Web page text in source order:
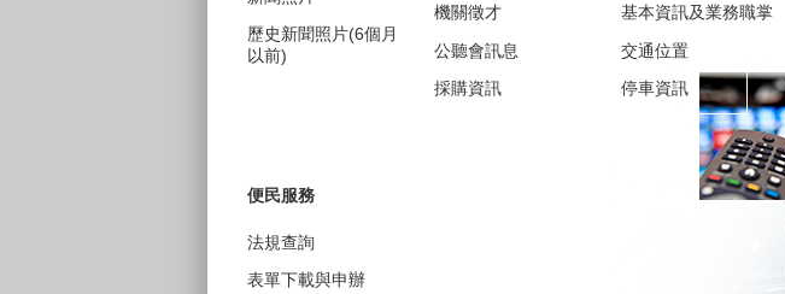
歷史新聞照片(6個月
以前)
機關徵才
公聽會訊息
採購資訊
基本資訊及業務職掌
交通位置
停車資訊
便民服務
法規查詢
表單下載與申辦